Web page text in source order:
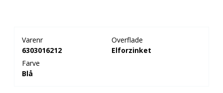
Varenr
6303016212
Overflade
Elforzinket
Farve
Blå